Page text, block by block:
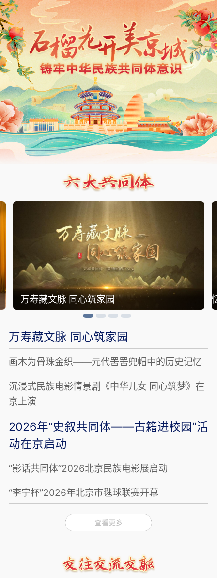
万寿藏文脉 同心筑家园
万寿藏文脉 同心筑家园
画木为骨珠金织——元代罟罟兜帽中的历史记忆
沉浸式民族电影情景剧《中华儿女 同心筑梦》在
京上演
2026年“史叙共同体——古籍进校园”活
动在京启动
“影话共同体”2026北京民族电影展启动
“李宁杯”2026年北京市毽球联赛开幕